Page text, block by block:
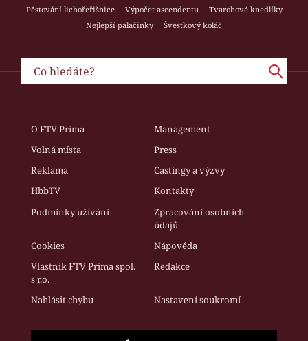
Pěstování lichořeřišnice
Výpočet ascendentu
Tvarohové knedlíky
Nejlepší palačinky
Švestkový koláč
O FTV Prima
Management
Volná místa
Press
Reklama
Castingy a výzvy
HbbTV
Kontakty
Podmínky užívání
Zpracování osobních
údajů
Cookies
Nápověda
Vlastník FTV Prima spol.
s r.o.
Redakce
Nahlásit chybu Nastavení soukromí